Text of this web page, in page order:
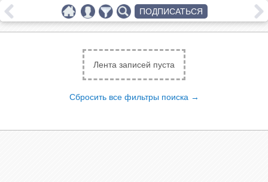
Лента записей пуста
Сбросить все фильтры поиска →
ПОДПИСАТЬСЯ